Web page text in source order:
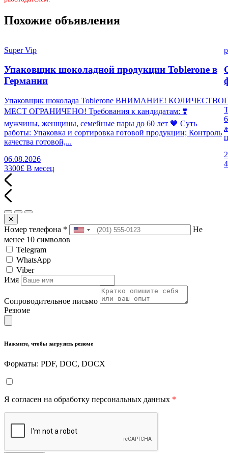
Похожие объявления
Super Vip
Упаковщик шоколадной продукции Toblerone в
Германии
Упаковщик шоколада Toblerone ВНИМАНИЕ! КОЛИЧЕСТВО
МЕСТ ОГРАНИЧЕНО! Требования к кандидатам: ❣️
мужчины, женщины, семейные пары до 60 лет 💙 Суть
работы: Упаковка и сортировка готовой продукции; Контроль
качества готовой,...
06.08.2026
3300£ В месец
✕
Номер телефона *
Не
менее 10 символов
Telegram
WhatsApp
Viber
Имя
Сопроводительное письмо
Резюме
Нажмите, чтобы загрузить резюме
Форматы: PDF, DOC, DOCX
Я согласен на обработку персональных данных *